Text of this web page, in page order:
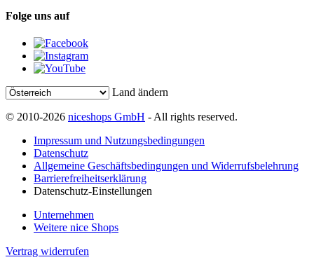
Folge uns auf
Land ändern
© 2010-2026 niceshops GmbH - All rights reserved.
Impressum und Nutzungsbedingungen
Datenschutz
Allgemeine Geschäftsbedingungen und Widerrufsbelehrung
Barrierefreiheitserklärung
Datenschutz-Einstellungen
Unternehmen
Weitere nice Shops
Vertrag widerrufen